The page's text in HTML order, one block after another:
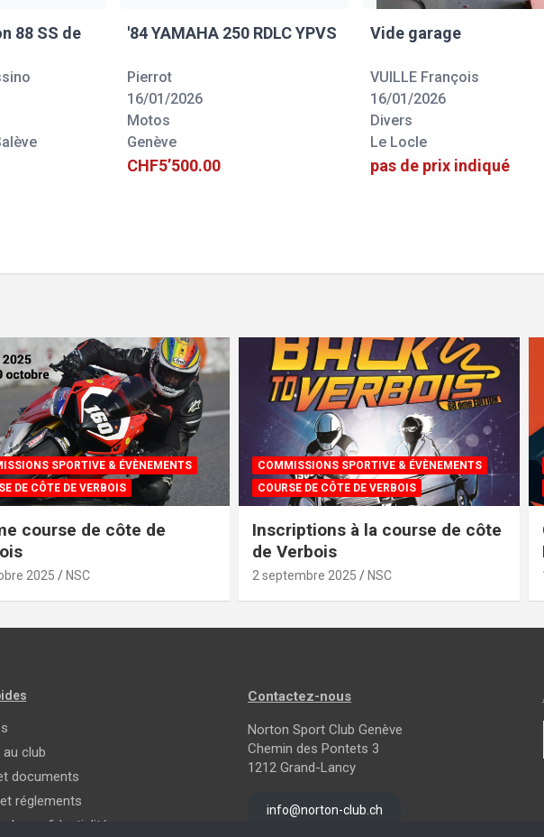
88 SS de
'84 YAMAHA 250 RDLC YPVS
Pierrot
16/01/2026
Motos
Genève
CHF5’500.00
Vide garage
VUILLE François
16/01/2026
Divers
Le Locle
pas de prix indiqué
SPORTIVE & ÉVÈNEMENTS
DE CÔTE DE VERBOIS
course de côte de
2025 NSC
COMMISSIONS SPORTIVE & ÉVÈNEMENTS
COURSE DE CÔTE DE VERBOIS
Inscriptions à la course de côte
de Verbois
2 septembre 2025 NSC
club
documents
réglements
de confidentialité
Contactez-nous
Norton Sport Club Genève
Chemin des Pontets 3
1212 Grand-Lancy
info@norton-club.ch